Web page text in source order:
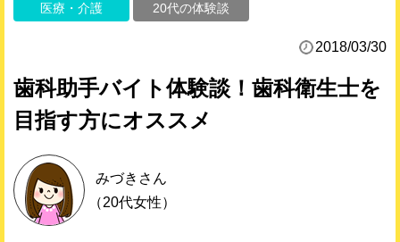
医療・介護 20代の体験談
2018/03/30
歯科助手バイト体験談！歯科衛生士を
目指す方にオススメ
みづき さん
（20代女性）